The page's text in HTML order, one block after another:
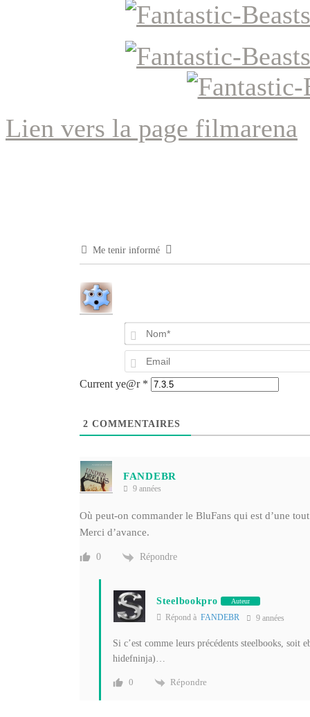
Lien vers la page filmarena
Me tenir informé
Current ye@r *
2 COMMENTAIRES
FANDEBR
9 années
Où peut-on commander le BluFans qui est d’une
Merci d’avance.
0 Répondre
Steelbookpro Auteur
Répond à FANDEBR 9 années
Si c’est comme leurs précédents steelbooks,
hidefninja)…
0 Répondre